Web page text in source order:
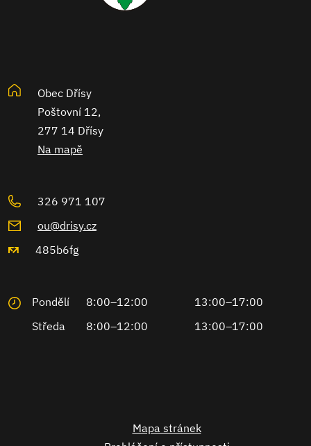
Obec Dřísy
Poštovní 12,
277 14 Dřísy
Na mapě
326 971 107
ou@drisy.cz
485b6fg
Pondělí 8:00–12:00
13:00–17:00
Středa
8:00–12:00 13:00–17:00
Mapa stránek